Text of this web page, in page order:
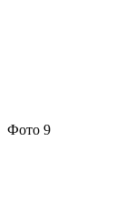
Фото 9